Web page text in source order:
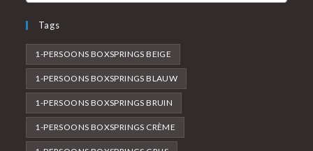
Tags
1-PERSOONS BOXSPRINGS BEIGE
1-PERSOONS BOXSPRINGS BLAUW
1-PERSOONS BOXSPRINGS BRUIN
1-PERSOONS BOXSPRINGS CRÈME